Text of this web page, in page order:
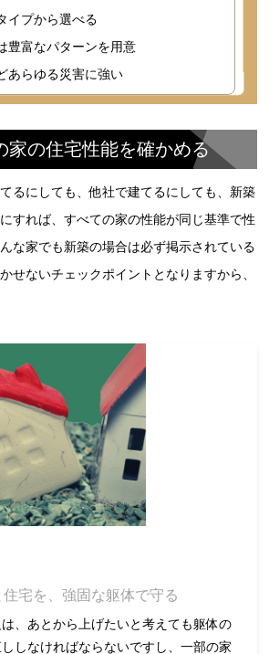
イプから選べる
豊富なパターンを用意
あらゆる災害に強い
家の住宅性能を確かめる
るにしても、他社で建てるにしても、新築
すれば、すべての家の性能が同じ基準で性
な家でも新築の場合は必ず掲示されている
せないチェックポイントとなりますから、
宅を、強固な躯体で守る
、あとから上げたいと考えても躯体の
しなければならないですし、一部の家